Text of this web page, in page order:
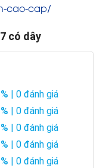
cao-cap/
có dây
| 0 đánh giá
| 0 đánh giá
| 0 đánh giá
| 0 đánh giá
| 0 đánh giá